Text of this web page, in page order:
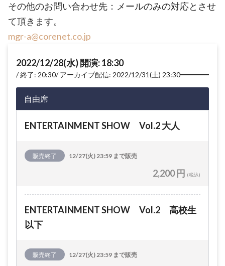
その他のお問い合わせ先：メールのみの対応とさせ
て頂きます。
mgr-a@corenet.co.jp
2022/12/28(水) 開演: 18:30
終了: 20:30 アーカイブ配信: 2022/12/31(土) 23:30
自由席
ENTERTAINMENT SHOW Vol.2 大人
販売終了 12/27(火) 23:59 まで販売
2,200 円 (税込)
ENTERTAINMENT SHOW Vol.2 高校生
以下
販売終了 12/27(火) 23:59 まで販売